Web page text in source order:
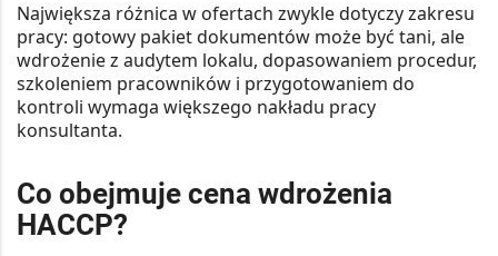
Największa różnica w ofertach zwykle dotyczy zakresu
pracy: gotowy pakiet dokumentów może być tani, ale
wdrożenie z audytem lokalu, dopasowaniem procedur,
szkoleniem pracowników i przygotowaniem do
kontroli wymaga większego nakładu pracy
konsultanta.
Co obejmuje cena wdrożenia
HACCP?